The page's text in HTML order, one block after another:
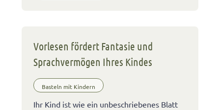
Vorlesen fördert Fantasie und
Sprachvermögen Ihres Kindes
Basteln mit Kindern
Ihr Kind ist wie ein unbeschriebenes Blatt